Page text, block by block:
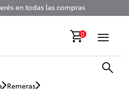
en todas las compras
0
Remeras